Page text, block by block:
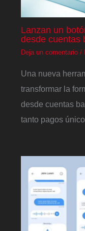
Lanzan un
desde cuentas
Deja un comentario /
Una nueva
transformar la
desde cuentas
tanto pagos